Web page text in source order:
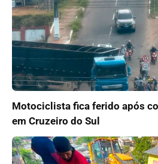
Motociclista fica ferido após
em Cruzeiro do Sul